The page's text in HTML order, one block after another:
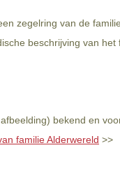
zegelring van de
beschrijving van het
bekend en
familie Alderwereld >>